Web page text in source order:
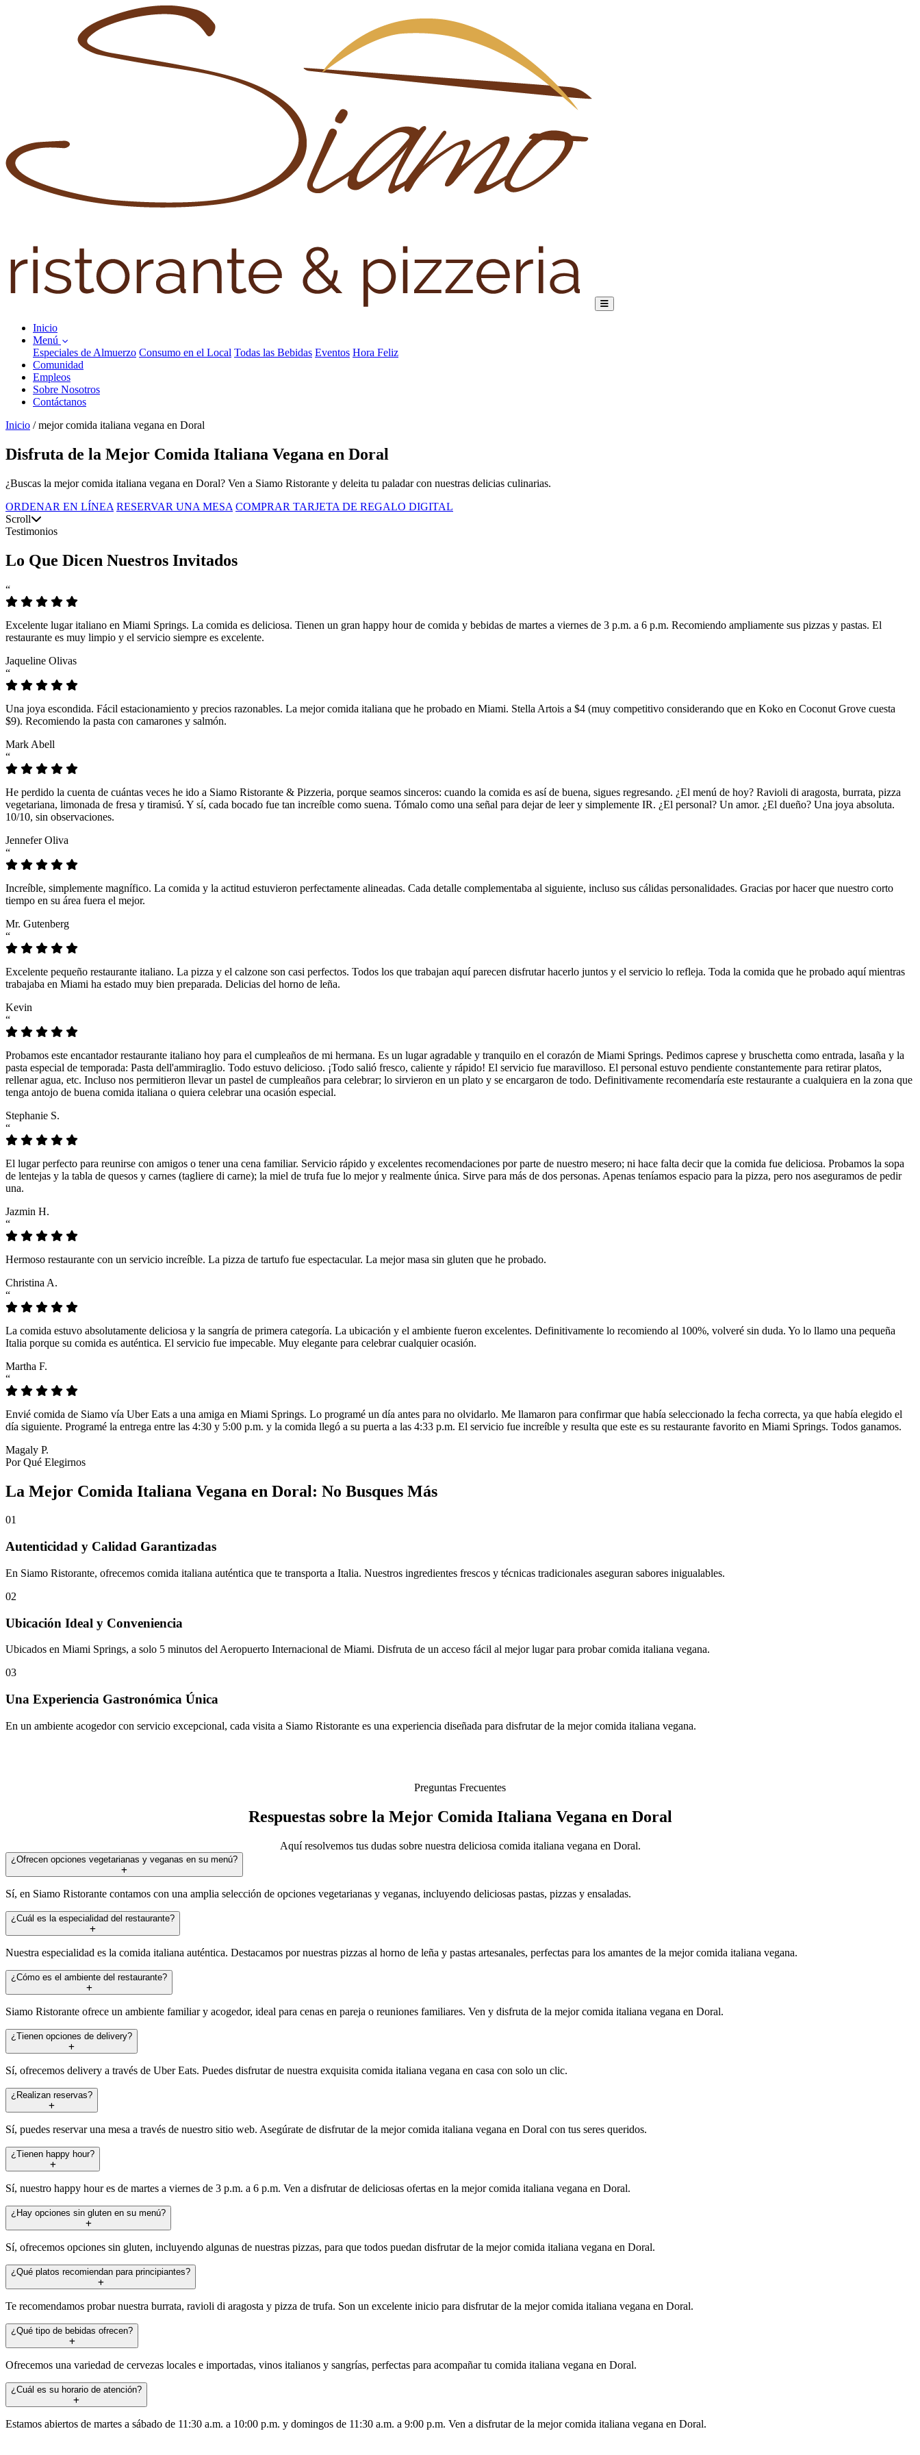
Inicio
Menú
Especiales de Almuerzo Consumo en el Local Todas las Bebidas Eventos Hora Feliz
Comunidad
Empleos
Sobre Nosotros
Contáctanos
Inicio / mejor comida italiana vegana en Doral
Disfruta de la Mejor Comida Italiana Vegana en Doral
¿Buscas la mejor comida italiana vegana en Doral? Ven a Siamo Ristorante y deleita tu paladar con nuestras delicias culinarias.
ORDENAR EN LÍNEA RESERVAR UNA MESA COMPRAR TARJETA DE REGALO DIGITAL
Scroll
Testimonios
Lo Que Dicen Nuestros Invitados
“
Excelente lugar italiano en Miami Springs. La comida es deliciosa. Tienen un gran happy hour de comida y bebidas de martes a viernes de 3 p.m. a 6 p.m. Recomiendo ampliamente sus pizzas y pastas. El
restaurante es muy limpio y el servicio siempre es excelente.
Jaqueline Olivas
“
Una joya escondida. Fácil estacionamiento y precios razonables. La mejor comida italiana que he probado en Miami. Stella Artois a $4 (muy competitivo considerando que en Koko en Coconut Grove cuesta
$9). Recomiendo la pasta con camarones y salmón.
Mark Abell
“
He perdido la cuenta de cuántas veces he ido a Siamo Ristorante & Pizzeria, porque seamos sinceros: cuando la comida es así de buena, sigues regresando. ¿El menú de hoy? Ravioli di aragosta, burrata, pizza
vegetariana, limonada de fresa y tiramisú. Y sí, cada bocado fue tan increíble como suena. Tómalo como una señal para dejar de leer y simplemente IR. ¿El personal? Un amor. ¿El dueño? Una joya absoluta.
10/10, sin observaciones.
Jennefer Oliva
“
Increíble, simplemente magnífico. La comida y la actitud estuvieron perfectamente alineadas. Cada detalle complementaba al siguiente, incluso sus cálidas personalidades. Gracias por hacer que nuestro corto
tiempo en su área fuera el mejor.
Mr. Gutenberg
“
Excelente pequeño restaurante italiano. La pizza y el calzone son casi perfectos. Todos los que trabajan aquí parecen disfrutar hacerlo juntos y el servicio lo refleja. Toda la comida que he probado aquí mientras
trabajaba en Miami ha estado muy bien preparada. Delicias del horno de leña.
Kevin
“
Probamos este encantador restaurante italiano hoy para el cumpleaños de mi hermana. Es un lugar agradable y tranquilo en el corazón de Miami Springs. Pedimos caprese y bruschetta como entrada, lasaña y la
pasta especial de temporada: Pasta dell'ammiraglio. Todo estuvo delicioso. ¡Todo salió fresco, caliente y rápido! El servicio fue maravilloso. El personal estuvo pendiente constantemente para retirar platos,
rellenar agua, etc. Incluso nos permitieron llevar un pastel de cumpleaños para celebrar; lo sirvieron en un plato y se encargaron de todo. Definitivamente recomendaría este restaurante a cualquiera en la zona que
tenga antojo de buena comida italiana o quiera celebrar una ocasión especial.
Stephanie S.
“
El lugar perfecto para reunirse con amigos o tener una cena familiar. Servicio rápido y excelentes recomendaciones por parte de nuestro mesero; ni hace falta decir que la comida fue deliciosa. Probamos la sopa
de lentejas y la tabla de quesos y carnes (tagliere di carne); la miel de trufa fue lo mejor y realmente única. Sirve para más de dos personas. Apenas teníamos espacio para la pizza, pero nos aseguramos de pedir
una.
Jazmin H.
“
Hermoso restaurante con un servicio increíble. La pizza de tartufo fue espectacular. La mejor masa sin gluten que he probado.
Christina A.
“
La comida estuvo absolutamente deliciosa y la sangría de primera categoría. La ubicación y el ambiente fueron excelentes. Definitivamente lo recomiendo al 100%, volveré sin duda. Yo lo llamo una pequeña
Italia porque su comida es auténtica. El servicio fue impecable. Muy elegante para celebrar cualquier ocasión.
Martha F.
“
Envié comida de Siamo vía Uber Eats a una amiga en Miami Springs. Lo programé un día antes para no olvidarlo. Me llamaron para confirmar que había seleccionado la fecha correcta, ya que había elegido el
día siguiente. Programé la entrega entre las 4:30 y 5:00 p.m. y la comida llegó a su puerta a las 4:33 p.m. El servicio fue increíble y resulta que este es su restaurante favorito en Miami Springs. Todos ganamos.
Magaly P.
Por Qué Elegirnos
La Mejor Comida Italiana Vegana en Doral: No Busques Más
01
Autenticidad y Calidad Garantizadas
En Siamo Ristorante, ofrecemos comida italiana auténtica que te transporta a Italia. Nuestros ingredientes frescos y técnicas tradicionales aseguran sabores inigualables.
02
Ubicación Ideal y Conveniencia
Ubicados en Miami Springs, a solo 5 minutos del Aeropuerto Internacional de Miami. Disfruta de un acceso fácil al mejor lugar para probar comida italiana vegana.
03
Una Experiencia Gastronómica Única
En un ambiente acogedor con servicio excepcional, cada visita a Siamo Ristorante es una experiencia diseñada para disfrutar de la mejor comida italiana vegana.
Preguntas Frecuentes
Respuestas sobre la Mejor Comida Italiana Vegana en Doral
Aquí resolvemos tus dudas sobre nuestra deliciosa comida italiana vegana en Doral.
¿Ofrecen opciones vegetarianas y veganas en su menú?
Sí, en Siamo Ristorante contamos con una amplia selección de opciones vegetarianas y veganas, incluyendo deliciosas pastas, pizzas y ensaladas.
¿Cuál es la especialidad del restaurante?
Nuestra especialidad es la comida italiana auténtica. Destacamos por nuestras pizzas al horno de leña y pastas artesanales, perfectas para los amantes de la mejor comida italiana vegana.
¿Cómo es el ambiente del restaurante?
Siamo Ristorante ofrece un ambiente familiar y acogedor, ideal para cenas en pareja o reuniones familiares. Ven y disfruta de la mejor comida italiana vegana en Doral.
¿Tienen opciones de delivery?
Sí, ofrecemos delivery a través de Uber Eats. Puedes disfrutar de nuestra exquisita comida italiana vegana en casa con solo un clic.
¿Realizan reservas?
Sí, puedes reservar una mesa a través de nuestro sitio web. Asegúrate de disfrutar de la mejor comida italiana vegana en Doral con tus seres queridos.
¿Tienen happy hour?
Sí, nuestro happy hour es de martes a viernes de 3 p.m. a 6 p.m. Ven a disfrutar de deliciosas ofertas en la mejor comida italiana vegana en Doral.
¿Hay opciones sin gluten en su menú?
Sí, ofrecemos opciones sin gluten, incluyendo algunas de nuestras pizzas, para que todos puedan disfrutar de la mejor comida italiana vegana en Doral.
¿Qué platos recomiendan para principiantes?
Te recomendamos probar nuestra burrata, ravioli di aragosta y pizza de trufa. Son un excelente inicio para disfrutar de la mejor comida italiana vegana en Doral.
¿Qué tipo de bebidas ofrecen?
Ofrecemos una variedad de cervezas locales e importadas, vinos italianos y sangrías, perfectas para acompañar tu comida italiana vegana en Doral.
¿Cuál es su horario de atención?
Estamos abiertos de martes a sábado de 11:30 a.m. a 10:00 p.m. y domingos de 11:30 a.m. a 9:00 p.m. Ven a disfrutar de la mejor comida italiana vegana en Doral.